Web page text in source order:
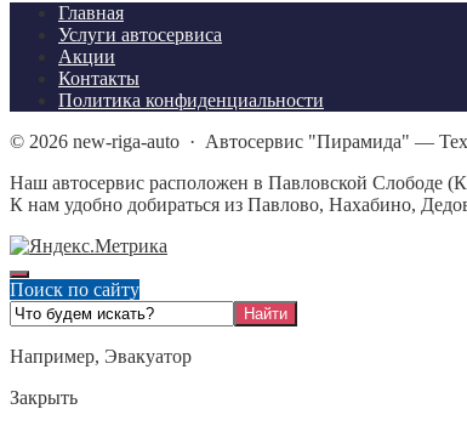
Главная
Услуги автосервиса
Акции
Контакты
Политика конфиденциальности
© 2026 new-riga-auto · Автосервис "Пирамида" —
Наш автосервис расположен в Павловской Слободе
К нам удобно добираться из Павлово, Нахабино,
Поиск по сайту
Например, Эвакуатор
Закрыть